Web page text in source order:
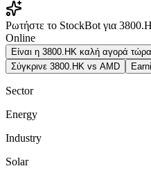
Ρωτήστε το StockBot για
Online
Είναι η 3800.HK καλή αγορά
Σύγκρινε 3800.HK vs AMD
Sector
Energy
Industry
Solar